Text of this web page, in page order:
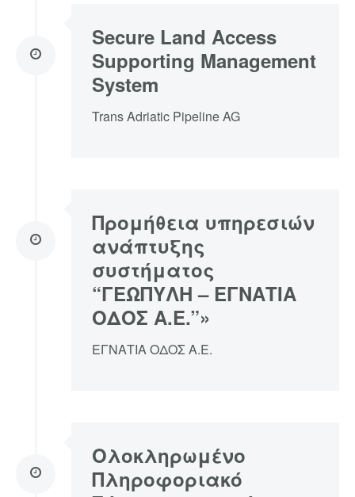
Secure Land Access
Supporting Management
System
Trans Adriatic Pipeline AG
Προμήθεια υπηρεσιών
ανάπτυξης
συστήματος
“ΓΕΩΠΥΛΗ – ΕΓΝΑΤΙΑ
ΟΔΟΣ Α.E.”»
ΕΓΝΑΤΙΑ ΟΔΟΣ Α.Ε.
Ολοκληρωμένο
Πληροφοριακό